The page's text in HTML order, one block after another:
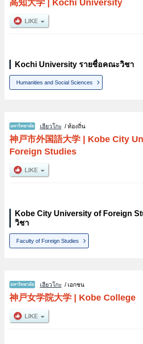
高知大学| Kochi University
Kochi University รายชื่อคณะวิชา
Humanities and Social Sciences
เฮียวโกะ/ ท้องถิ่น
神戸市外国語大学| Kobe City
Foreign Studies
Kobe City University of Foreign
วิชา
Faculty of Foreign Studies
เฮียวโกะ/ เอกชน
神戸女学院大学| Kobe College